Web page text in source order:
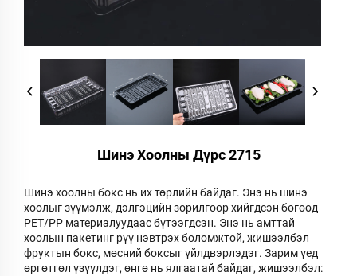
Шинэ Хоолны Дүрс 2715
Шинэ хоолны бокс нь их төрлийн байдаг. Энэ нь шинэ
хоолыг зүүмэлж, дэлгэцийн зорилгоор хийгдсэн бөгөөд
PET/PP материалуудаас бүтээгдсэн. Энэ нь амттай
хоолын пакетинг рүү нэвтрэх боломжтой, жишээлбэл
фруктын бокс, мөсний боксыг үйлдвэрлэдэг. Зарим үед
өргөтгөл үзүүлдэг, өнгө нь ялгаатай байдаг, жишээлбэл: